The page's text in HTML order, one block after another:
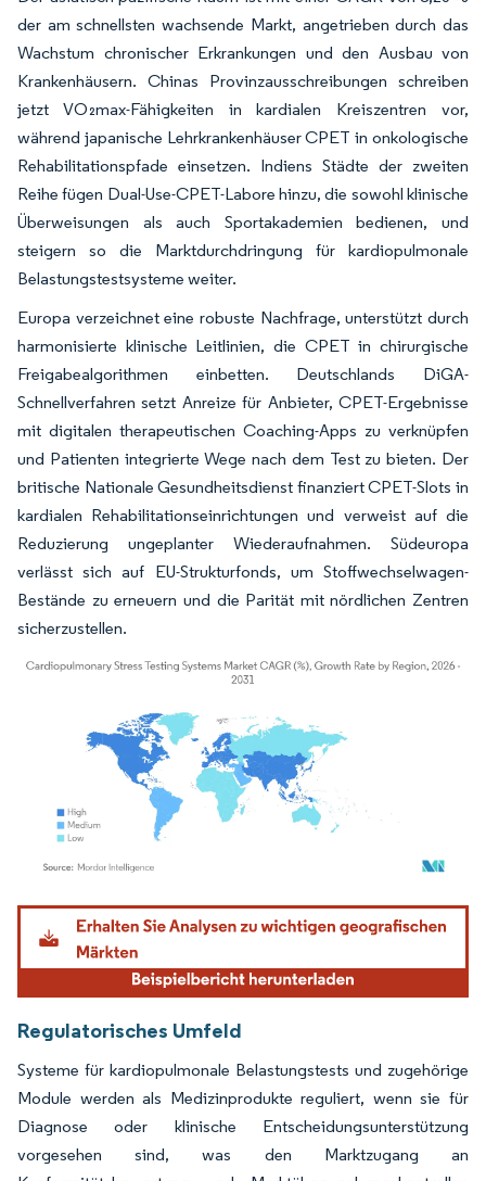
der am schnellsten wachsende Markt, angetrieben durch das
Wachstum chronischer Erkrankungen und den Ausbau von
Krankenhäusern. Chinas Provinzausschreibungen schreiben
jetzt VO₂max-Fähigkeiten in kardialen Kreiszentren vor,
während japanische Lehrkrankenhäuser CPET in onkologische
Rehabilitationspfade einsetzen. Indiens Städte der zweiten
Reihe fügen Dual-Use-CPET-Labore hinzu, die sowohl klinische
Überweisungen als auch Sportakademien bedienen, und
steigern so die Marktdurchdringung für kardiopulmonale
Belastungstestsysteme weiter.
Europa verzeichnet eine robuste Nachfrage, unterstützt durch
harmonisierte klinische Leitlinien, die CPET in chirurgische
Freigabealgorithmen einbetten. Deutschlands DiGA-
Schnellverfahren setzt Anreize für Anbieter, CPET-Ergebnisse
mit digitalen therapeutischen Coaching-Apps zu verknüpfen
und Patienten integrierte Wege nach dem Test zu bieten. Der
britische Nationale Gesundheitsdienst finanziert CPET-Slots in
kardialen Rehabilitationseinrichtungen und verweist auf die
Reduzierung ungeplanter Wiederaufnahmen. Südeuropa
verlässt sich auf EU-Strukturfonds, um Stoffwechselwagen-
Bestände zu erneuern und die Parität mit nördlichen Zentren
sicherzustellen.
Bild © Mordor Intelligence. Wiederverwendung erfordert Namensnennung gemäß
Regulatorisches Umfeld
Systeme für kardiopulmonale Belastungstests und zugehörige
Module werden als Medizinprodukte reguliert, wenn sie für
Diagnose oder klinische Entscheidungsunterstützung
vorgesehen sind, was den Marktzugang an